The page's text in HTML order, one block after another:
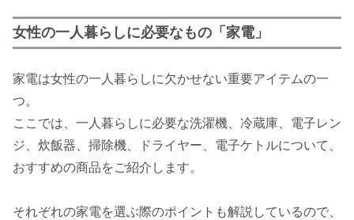
女性の一人暮らしに必要なもの「家電」
家電は女性の一人暮らしに欠かせない重要アイテムの一
つ。
ここでは、一人暮らしに必要な洗濯機、冷蔵庫、電子レン
ジ、炊飯器、掃除機、ドライヤー、電子ケトルについて、
おすすめの商品をご紹介します。
それぞれの家電を選ぶ際のポイントも解説しているので、